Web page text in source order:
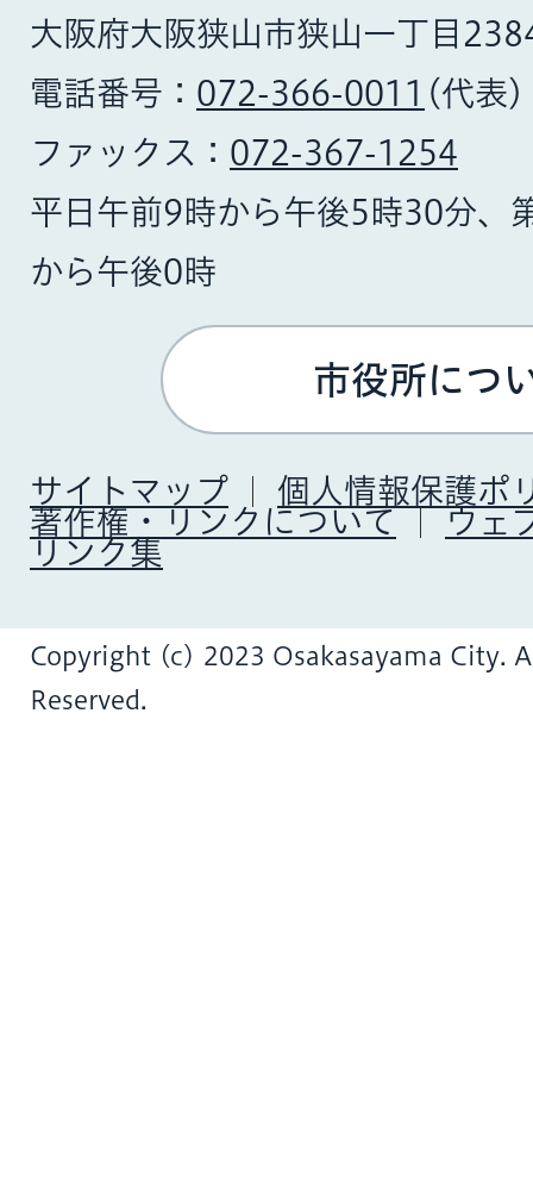
大阪府大阪狭山市狭山一丁目
電話番号： 072-366-0011 (代表)
ファックス： 072-367-1254
平日午前9時から午後5時30分、
から午後0時
市役所につ
サイトマップ
個人情報保護ポ
著作権・リンクについて
ウェ
リンク集
Copyright (c) 2023 Osakasayama City.
Reserved.